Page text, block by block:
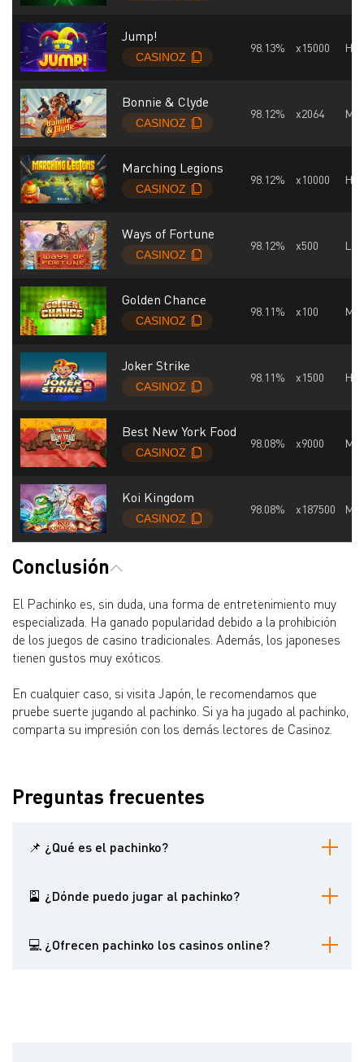
Jump!
98.13% x15000
Bonnie & Clyde
98.12% x2064
Marching Legions
98.12% x10000
Ways of Fortune
98.12% x500
Golden Chance
98.11% x100
Joker Strike
98.11% x1500
Best New York Food
98.08% x9000
Koi Kingdom
98.08% x187500
Conclusión
El Pachinko es, sin duda, una forma de entretenimiento muy
especializada. Ha ganado popularidad debido a la prohibición
de los juegos de casino tradicionales. Además, los japoneses
tienen gustos muy exóticos.
En cualquier caso, si visita Japón, le recomendamos que
pruebe suerte jugando al pachinko. Si ya ha jugado al pachinko,
comparta su impresión con los demás lectores de Casinoz.
Preguntas frecuentes
📌 ¿Qué es el pachinko?
de vídeo y los pinballs. Es un fenómeno viral entre los jugadores
japoneses.
🎴 ¿Dónde puedo jugar al pachinko?
países pueden probar suerte jugando al pachinko online, pero
esta variante no es tan emocionante.
💻 ¿Ofrecen pachinko los casinos online?